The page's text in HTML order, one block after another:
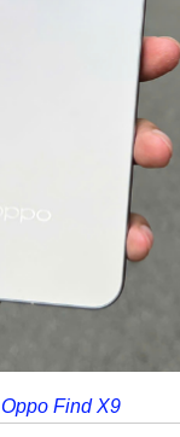
Oppo Find X9